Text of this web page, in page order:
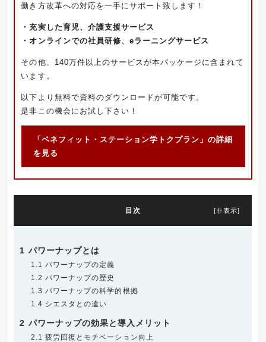
働き方改革への対応を一手にサポート致します！
・充実した育児、介護支援サービス
・オンラインでの社員研修、eラーニングサービス
その他、140万件以上のサービスが本パッケージに含まれて
います。
以下より無料で資料のダウンロードが可能です。
是非この機会にお試し下さい！
「ベネフィット・ステーション学トクプラン」の詳細
を見る
目次 [非表示]
1 パワーナップとは
1.1 パワーナップの定義
1.2 パワーナップの歴史
1.3 パワーナップの科学的根拠
1.4 シエスタとの違い
2 パワーナップの効果と導入メリット
2.1 疲労回復とモチベーション向上